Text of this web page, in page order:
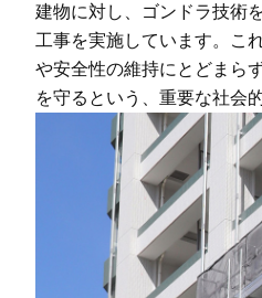
建物に対し、ゴンドラ技術
工事を実施しています。こ
や安全性の維持にとどまら
を守るという、重要な社会